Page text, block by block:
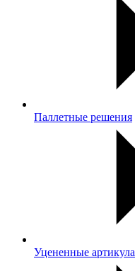
Паллетные решения
Уцененные артикула